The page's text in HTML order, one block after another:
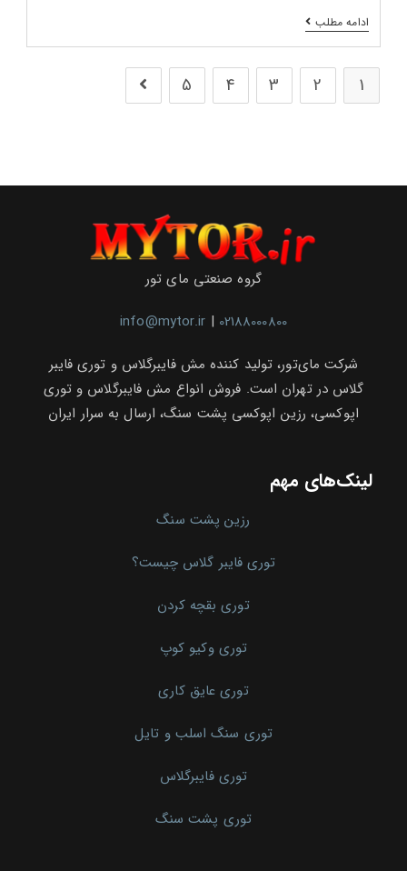
ادامه مطلبمزایای
استفاده
از
توری
پشت
سنگ
در
تزیینی
1
2
3
4
5
گروه صنعتی مای تور
info@mytor.ir | 02188000800
شرکت مای‌تور، تولید کننده مش فایبرگلاس و توری فایبر
گلاس در تهران است. فروش انواع مش فایبرگلاس و توری
اپوکسی، رزین اپوکسی پشت سنگ، ارسال به سرار ایران
لینک‌های مهم
رزین پشت سنگ
توری فایبر گلاس چیست؟
توری بقچه کردن
توری وکیو کوپ
توری عایق کاری
توری سنگ اسلب و تایل
توری فایبرگلاس
توری پشت سنگ